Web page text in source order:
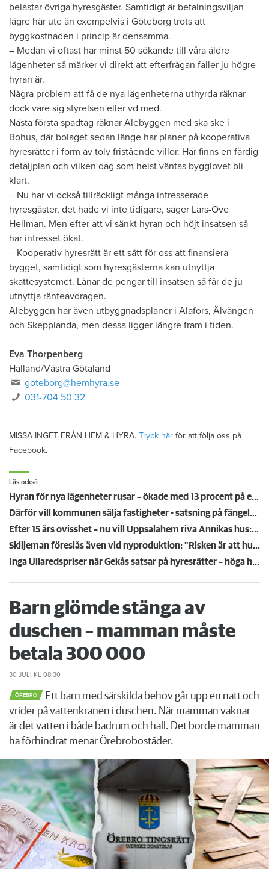
belastar övriga hyresgäster. Samtidigt är betalningsviljan
lägre här ute än exempelvis i Göteborg trots att
byggkostnaden i princip är densamma.
– Medan vi oftast har minst 50 sökande till våra äldre
lägenheter så märker vi direkt att efterfrågan faller ju högre
hyran är.
Några problem att få de nya lägenheterna uthyrda räknar
dock vare sig styrelsen eller vd med.
Nästa första spadtag räknar Alebyggen med ska ske i
Bohus, där bolaget sedan länge har planer på kooperativa
hyresrätter i form av tolv fristående villor. Här finns en färdig
detaljplan och vilken dag som helst väntas bygglovet bli
klart.
– Nu har vi också tillräckligt många intresserade
hyresgäster, det hade vi inte tidigare, säger Lars-Ove
Hellman. Men efter att vi sänkt hyran och höjt insatsen så
har intresset ökat.
– Kooperativ hyresrätt är ett sätt för oss att finansiera
bygget, samtidigt som hyresgästerna kan utnyttja
skattesystemet. Lånar de pengar till insatsen så får de ju
utnyttja ränteavdragen.
Alebyggen har även utbyggnadsplaner i Alafors, Älvängen
och Skepplanda, men dessa ligger längre fram i tiden.
Eva Thorpenberg
Halland/Västra Götaland
goteborg@hemhyra.se
031-704 50 32
MISSA INGET FRÅN HEM & HYRA. Tryck här för att följa oss på
Facebook.
Läs också
Hyran för nya lägenheter rusar – ökade med 13 procent på ett år
Därför vill kommunen sälja fastigheter - satsning på fängelse kan ge inflyttning
Efter 15 års ovisshet – nu vill Uppsalahem riva Annikas hus: "Är det skrämskott igen?”
Skiljeman föreslås även vid nyproduktion: "Risken är att husen inte byggs"
Inga Ullaredspriser när Gekås satsar på hyresrätter – höga hyror ger svalt intresse
Barn glömde stänga av
duschen – mamman måste
betala 300 000
30 JULI KL 08:30
ÖREBRO
Ett barn med särskilda behov går upp en natt och
vrider på vattenkranen i duschen. När mamman vaknar
är det vatten i både badrum och hall. Det borde mamman
ha förhindrat menar Örebrobostäder.